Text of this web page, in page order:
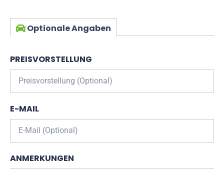
Optionale Angaben
PREISVORSTELLUNG
E-MAIL
ANMERKUNGEN